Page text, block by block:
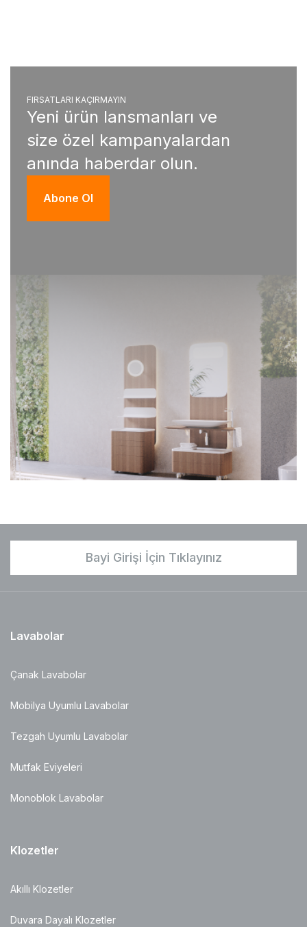
FIRSATLARI KAÇIRMAYIN
Yeni ürün lansmanları ve
size özel kampanyalardan
anında haberdar olun.
Abone Ol
Bayi Girişi İçin Tıklayınız
Lavabolar
Çanak Lavabolar
Mobilya Uyumlu Lavabolar
Tezgah Uyumlu Lavabolar
Mutfak Eviyeleri
Monoblok Lavabolar
Klozetler
Akıllı Klozetler
Duvara Dayalı Klozetler